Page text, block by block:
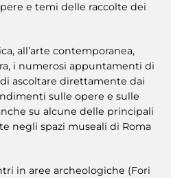
e temi delle raccolte dei
all’arte contemporanea,
i numerosi appuntamenti di
ascoltare direttamente dai
sulle opere e sulle
su alcune delle principali
negli spazi museali di Roma
in aree archeologiche (Fori